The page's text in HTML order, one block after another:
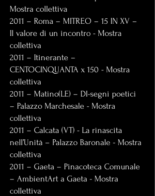
Mostra collettiva
2011 – Roma – MITREO – 15 IN XV –
Il valore di un incontro - Mostra
collettiva
2011 – Itinerante –
CENTOCINQUANTA x 150 - Mostra
collettiva
2011 – Matino(LE) – DI-segni poetici
– Palazzo Marchesale - Mostra
collettiva
2011 – Calcata (VT) - La rinascita
nell’Unità – Palazzo Baronale - Mostra
collettiva
2011 – Gaeta – Pinacoteca Comunale
– AmbientArt a Gaeta - Mostra
collettiva